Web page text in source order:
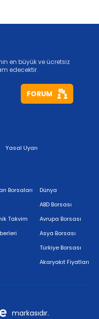
en büyük ve ücretsiz
edecektir.
FORUM
Yasal Uyarı
Borsaları
Takvim
Dünya
ABD Borsası
Avrupa Borsası
Asya Borsası
Türkiye Borsası
Akaryakıt Fiyatları
markasıdır.